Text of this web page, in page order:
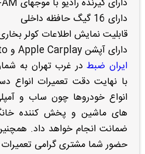
دارای گیرنده رادیو با موجهای FM-AM
دارای 16 گیگ حافظه داخلی
قابلیت نمایش اطلاعات کولر
دارای آپشن Apple Carplay و Android Auto
ایران ضبط
با نهایت دقت تعمیرات انواع
انواع خودروها چون ساب و
های ماشین و پخش کننده
ضمانت انجام خواهد داد.
حضور شما مشتری گرامی تعمیرات